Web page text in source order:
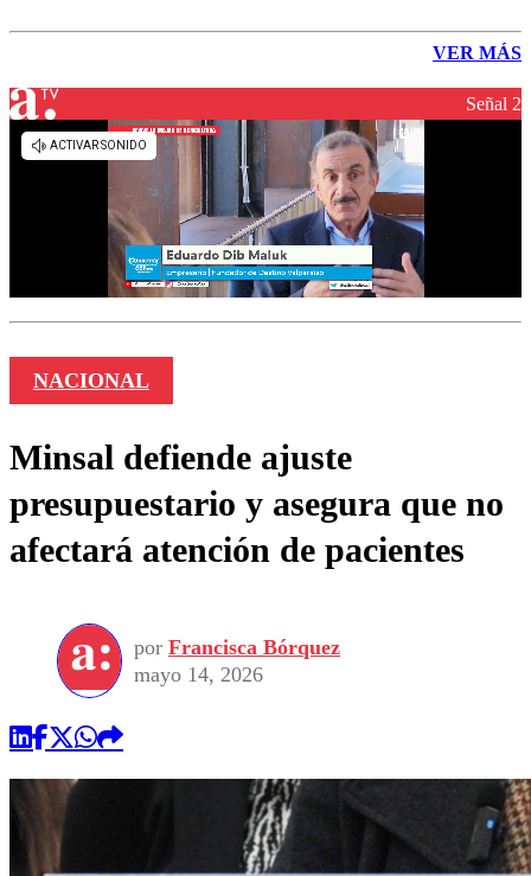
VER MÁS
Señal 2
NACIONAL
Minsal defiende ajuste
presupuestario y asegura que no
afectará atención de pacientes
por Francisca Bórquez
mayo 14, 2026